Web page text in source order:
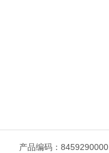
产品编码： 8459290000